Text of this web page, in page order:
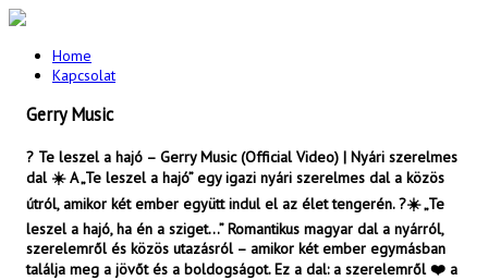
Home
Kapcsolat
Gerry Music
? Te leszel a hajó – Gerry Music (Official Video) | Nyári szerelmes
dal ☀️ A „Te leszel a hajó” egy igazi nyári szerelmes dal a közös
útról, amikor két ember együtt indul el az élet tengerén. ?☀️ „Te
leszel a hajó, ha én a sziget…” Romantikus magyar dal a nyárról,
szerelemről és közös utazásról – amikor két ember egymásban
találja meg a jövőt és a boldogságot. Ez a dal: a szerelemről ❤️ a